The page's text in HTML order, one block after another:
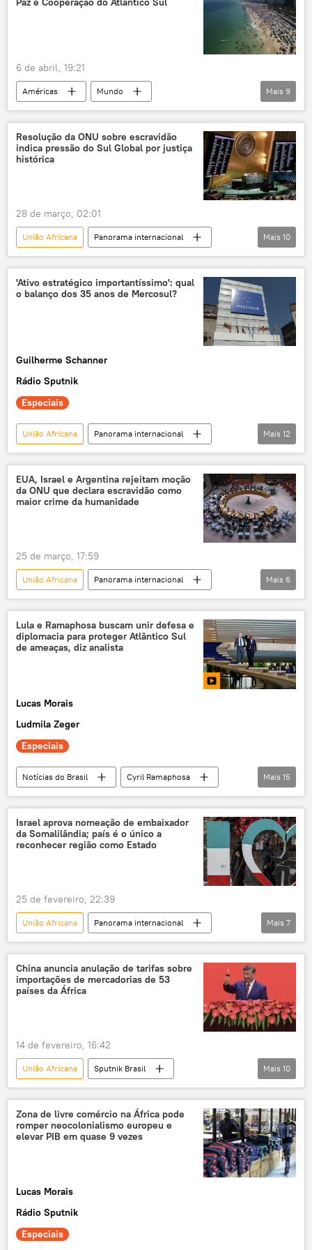
CSEM exclusiva
África
6 de abril, 19:21
Américas
Mundo
Luiz Inácio Lula da Silva
Brasil
Rio de Janeiro
Nações Unidas
ONU
Palácio do Itamaraty
oceano Atlântico
Mais 9
Resolução da ONU sobre escravidão
indica pressão do Sul Global por justiça
histórica
28 de março, 02:01
União Africana
Panorama internacional
África
Américas
Rússia
Sul Global
Gana
Assembleia Geral da ONU
ONU
Mais 10
'Ativo estratégico importantíssimo': qual
o balanço dos 35 anos de Mercosul?
Guilherme Schanner
Rádio Sputnik
Especiais
União Africana
Panorama internacional
Américas
Economia
Javier Milei
Gustavo Petro
Brasil
Argentina
América do Sul
Mercosul
exclusiva
Mais 12
EUA, Israel e Argentina rejeitam moção
da ONU que declara escravidão como
maior crime da humanidade
25 de março, 17:59
União Africana
Panorama internacional
Américas
Mundo
Estados Unidos
Israel
Argentina ONU
Mais 6
Lula e Ramaphosa buscam unir defesa e
diplomacia para proteger Atlântico Sul
de ameaças, diz analista
Lucas Morais
Ludmila Zeger
Especiais
Notícias do Brasil
Cyril Ramaphosa
Luiz Inácio Lula da Silva
Donald Trump
Atlântico Sul
África do Sul
Brasil
PT
Casa Branca
ONU
cooperação multilateral
exclusiva
tensões
Mais 15
Israel aprova nomeação de embaixador
da Somalilândia; país é o único a
reconhecer região como Estado
25 de fevereiro, 22:39
União Africana
Panorama internacional
Oriente Médio e África
Mundo
Israel
Somalilândia
Tel Aviv
Ministério das Relações Exteriores
Mais 7
China anuncia anulação de tarifas sobre
importações de mercadorias de 53
países da África
14 de fevereiro, 16:42
União Africana
Sputnik Brasil
Panorama internacional
Ásia e Oceania
Rússia
Economia
Xi Jinping
China
Pequim
África
Mais 10
Zona de livre comércio na África pode
romper neocolonialismo europeu e
elevar PIB em quase 9 vezes
Lucas Morais
Rádio Sputnik
Especiais